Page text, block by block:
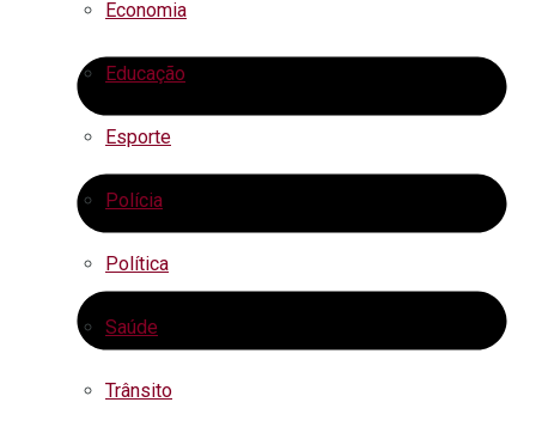
Economia
Educação
Esporte
Polícia
Política
Saúde
Trânsito